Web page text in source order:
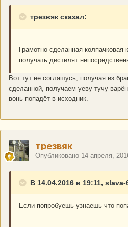
трезвяк сказал:
Грамотно сделанная колпачковая
получать дистилят
Вот тут не соглашусь, получая из
сделанной, получаем уеву тучу
вонь попадёт в исходник.
трезвяк
Опубликовано 14 апреля,
В 14.04.2016 в 19:11, slava-
Если попробуешь узнаешь что